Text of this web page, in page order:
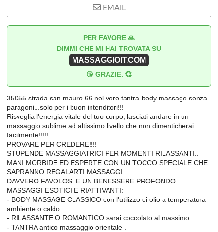
EMAIL
PER FAVORE 🙏
DIMMI CHE MI HAI TROVATA SU
MASSAGGIOIT.COM
😘 GRAZIE. 💞
35055 strada san mauro 66 nel vero tantra-body massage senza
paragoni...solo per i buon intenditori!!!
Risveglia l'energia vitale del tuo corpo, lasciati andare in un
massaggio sublime ad altissimo livello che non dimenticherai
facilmente!!!!!
PROVARE PER CREDERE!!!!
STUPENDE MASSAGGIATRICI PER MOMENTI RILASSANTI..
MANI MORBIDE ED ESPERTE CON UN TOCCO SPECIALE CHE
SAPRANNO REGALARTI MASSAGGI
DAVVERO FAVOLOSI E UN BENESSERE PROFONDO
MASSAGGI ESOTICI E RIATTIVANTI:
- BODY MASSAGE CLASSICO con l'utilizzo di olio a temperatura
ambiente o caldo.
- RILASSANTE O ROMANTICO sarai coccolato al massimo.
- TANTRA antico massaggio orientale .